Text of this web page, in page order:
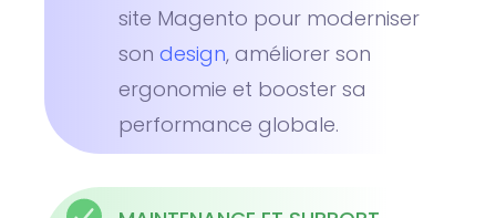
site Magento pour moderniser
son design, améliorer son
ergonomie et booster sa
performance globale.